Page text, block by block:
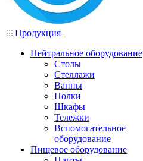
Продукция
Нейтральное оборудование
Столы
Стеллажи
Ванны
Полки
Шкафы
Тележки
Вспомогательное
оборудование
Пищевое оборудование